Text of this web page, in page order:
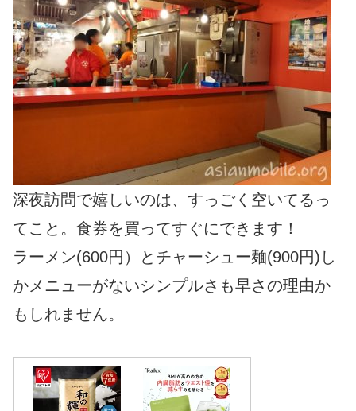
深夜訪問で嬉しいのは、すっごく空いてるっ
てこと。食券を買ってすぐにできます！
ラーメン(600円）とチャーシュー麺(900円)し
かメニューがないシンプルさも早さの理由か
もしれません。